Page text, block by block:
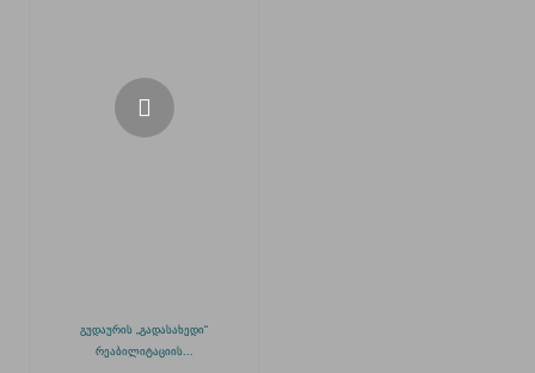
გუდაურის „გადასახედი“
რეაბილიტაციის...